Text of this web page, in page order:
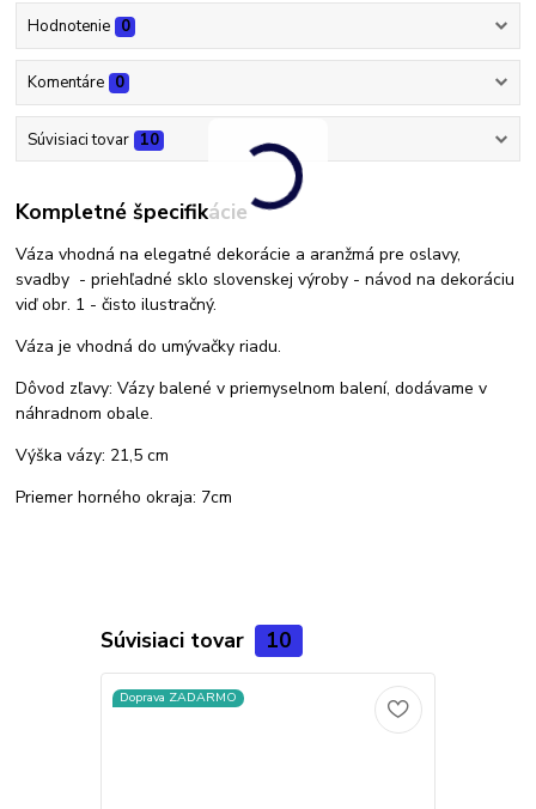
Hodnotenie 0
Komentáre 0
Súvisiaci tovar 10
Kompletné špecifikácie
Váza vhodná na elegatné dekorácie a aranžmá pre oslavy,
svadby - priehľadné sklo slovenskej výroby - návod na dekoráciu
viď obr. 1 - čisto ilustračný.
Váza je vhodná do umývačky riadu.
Dôvod zľavy: Vázy balené v priemyselnom balení, dodávame v
náhradnom obale.
Výška vázy: 21,5 cm
Priemer horného okraja: 7cm
Súvisiaci tovar 10
Doprava ZADARMO